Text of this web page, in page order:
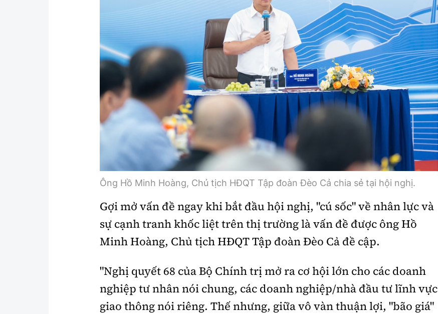
Lao động - Công đoàn Âm nhạc
Bình luận
Hậu trường sao
360 độ thể thao
Sản phẩm mới
AI
Tư vấn
Thời sự Quốc tế
Thế giới giao thông
Thế giới xây dựng
Du lịch
Khám phá
Lối sống
Ẩm thực
Video
Thời sự
Khám phá
Camera giao thông
Câu chuyện giao thông
Lăng kính xây dựng
Giải trí - Thể thao
Ông Hồ Minh Hoàng, Chủ tịch HĐQT Tập đoàn Đèo Cả chia sẻ tại hội nghị.
Gợi mở vấn đề ngay khi bắt đầu hội nghị, "cú sốc" về nhân lực và
sự cạnh tranh khốc liệt trên thị trường là vấn đề được ông Hồ
Minh Hoàng, Chủ tịch HĐQT Tập đoàn Đèo Cả đề cập.
"Nghị quyết 68 của Bộ Chính trị mở ra cơ hội lớn cho các doanh
nghiệp tư nhân nói chung, các doanh nghiệp/nhà đầu tư lĩnh vực
giao thông nói riêng. Thế nhưng, giữa vô vàn thuận lợi, "bão giá"